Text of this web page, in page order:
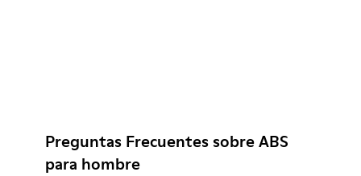
Preguntas Frecuentes sobre ABS
para hombre